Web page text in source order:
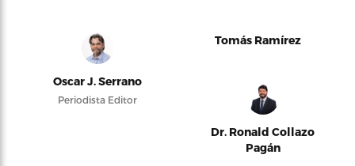
Oscar J. Serrano
Periodista Editor
Tomás Ramírez
Dr. Ronald Collazo
Pagán